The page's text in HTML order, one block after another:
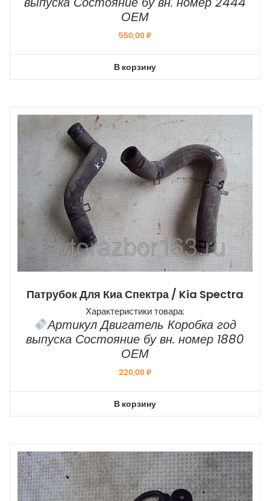
ОЕМ
550,00₽
В корзину
Патрубок Для Киа Спектра / Kia Spectra
Характеристики товара:
Артикул Двигатель Коробка год
выпуска Состояние бу вн. номер 1880
ОЕМ
220,00₽
В корзину